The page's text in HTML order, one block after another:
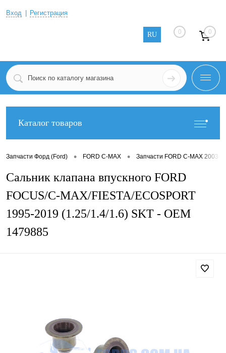
Вход Регистрация
RU 0 0
Каталог товаров
Запчасти Форд (Ford) • FORD C-MAX • Запчасти FORD C-MAX 2003-
Сальник клапана впускного FORD
FOCUS/C-MAX/FIESTA/ECOSPORT
1995-2019 (1.25/1.4/1.6) SKT - OEM
1479885